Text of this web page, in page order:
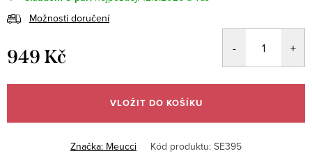
Možnosti doručení
949 Kč
cena:
VLOŽIT DO KOŠÍKU
Značka: Meucci Kód produktu: SE395